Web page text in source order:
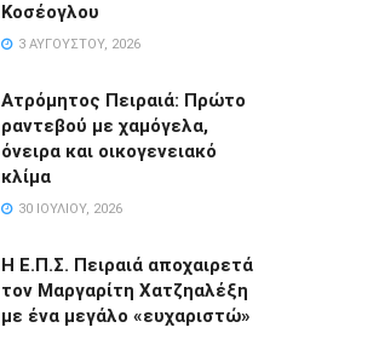
Κοσέογλου
3 ΑΥΓΟΎΣΤΟΥ, 2026
Ατρόμητος Πειραιά: Πρώτο
ραντεβού με χαμόγελα,
όνειρα και οικογενειακό
κλίμα
30 ΙΟΥΛΊΟΥ, 2026
Η Ε.Π.Σ. Πειραιά αποχαιρετά
τον Μαργαρίτη Χατζηαλέξη
με ένα μεγάλο «ευχαριστώ»